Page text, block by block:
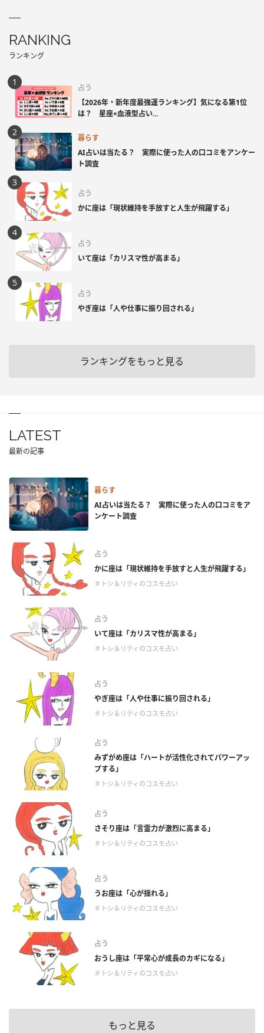
RANKING
ランキング
占う
【2026年・新年度最強運ランキング】気になる第1位
は？ 星座×血液型占い...
暮らす
AI占いは当たる？ 実際に使った人の口コミをアンケー
ト調査
占う
かに座は「現状維持を手放すと人生が飛躍する」
占う
いて座は「カリスマ性が高まる」
占う
やぎ座は「人や仕事に振り回される」
ランキングをもっと見る
LATEST
最新の記事
暮らす
AI占いは当たる？ 実際に使った人の口コミをア
ンケート調査
占う
かに座は「現状維持を手放すと人生が飛躍する」
＃トシ＆リティのコスモ占い
占う
いて座は「カリスマ性が高まる」
＃トシ＆リティのコスモ占い
占う
やぎ座は「人や仕事に振り回される」
＃トシ＆リティのコスモ占い
占う
みずがめ座は「ハートが活性化されてパワーアッ
プする」
＃トシ＆リティのコスモ占い
占う
さそり座は「言霊力が激烈に高まる」
＃トシ＆リティのコスモ占い
占う
うお座は「心が揺れる」
＃トシ＆リティのコスモ占い
占う
おうし座は「平常心が成長のカギになる」
＃トシ＆リティのコスモ占い
もっと見る